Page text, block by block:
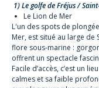
1) Le golfe de Fréjus /
Le Lion de Mer
L'un des spots de
Mer, est situé au large de
flore sous-marine :
offrent un spectacle
Facile d’accès, c’est un
calmes et sa faible